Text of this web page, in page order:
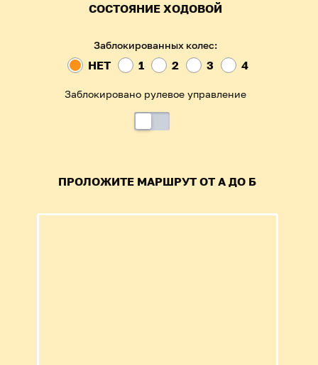
СОСТОЯНИЕ ХОДОВОЙ
Заблокированных колес:
НЕТ 1 2 3 4
Заблокировано рулевое управление
ПРОЛОЖИТЕ МАРШРУТ ОТ А ДО Б